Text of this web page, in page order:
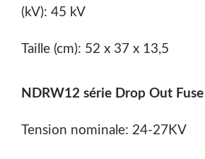
(kV): 45 kV
Taille (cm): 52 x 37 x 13,5
NDRW12 série Drop Out
Tension nominale: 24-27KV